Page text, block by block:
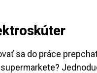
sa do práce